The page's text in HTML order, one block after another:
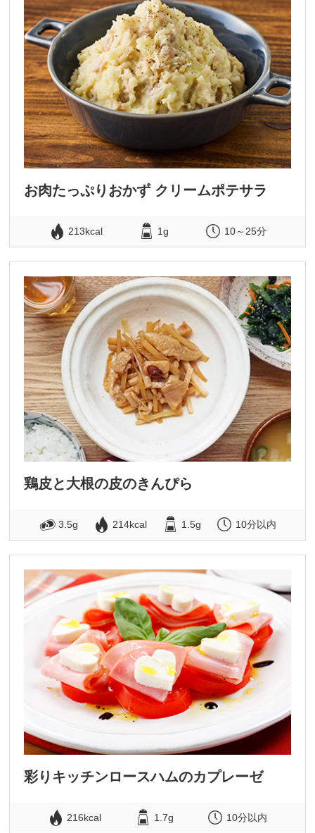
お肉たっぷりおかず クリームポテサラ
213kcal 1g 10～25分
鶏皮と大根の皮のきんぴら
3.5g 214kcal 1.5g 10分以内
彩りキッチンロースハムのカプレーゼ
216kcal 1.7g 10分以内